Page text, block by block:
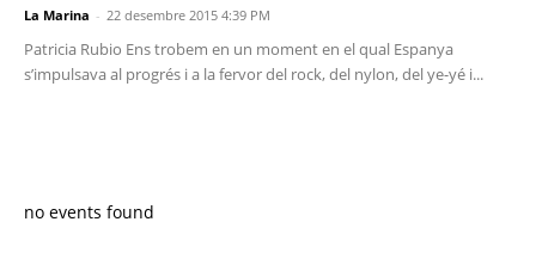
La Marina - 22 desembre 2015 4:39 PM
Patricia Rubio Ens trobem en un moment en el qual Espanya
s’impulsava al progrés i a la fervor del rock, del nylon, del ye-yé i...
no events found